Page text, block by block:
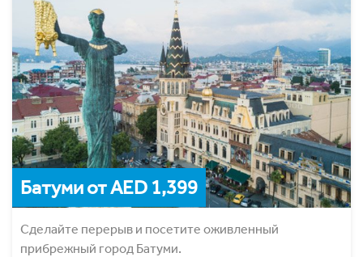
Батуми от AED 1,399
Сделайте перерыв и посетите оживленный
прибрежный город Батуми.